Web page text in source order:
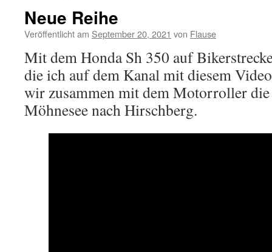
Neue Reihe
Veröffentlicht am September 20, 2021 von Flause
Mit dem Honda Sh 350 auf
die ich auf dem Kanal mit diesem
wir zusammen mit dem Motorroller
Möhnesee nach Hirschberg.